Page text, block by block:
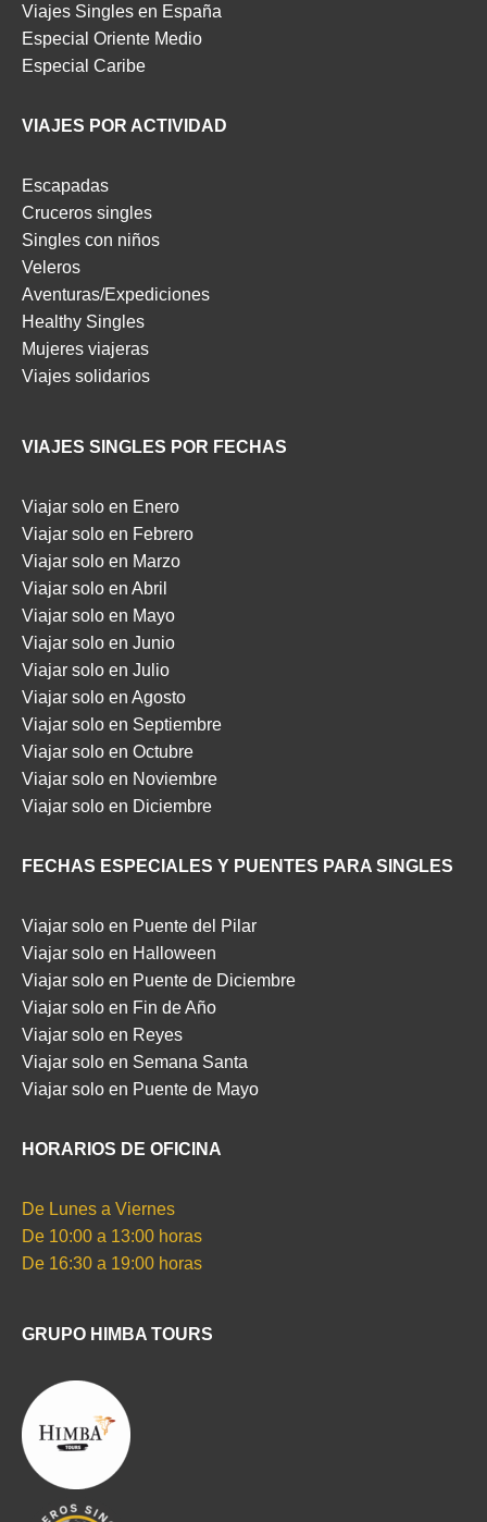
Viajes Singles en España
Especial Oriente Medio
Especial Caribe
VIAJES POR ACTIVIDAD
Escapadas
Cruceros singles
Singles con niños
Veleros
Aventuras/Expediciones
Healthy Singles
Mujeres viajeras
Viajes solidarios
VIAJES SINGLES POR FECHAS
Viajar solo en Enero
Viajar solo en Febrero
Viajar solo en Marzo
Viajar solo en Abril
Viajar solo en Mayo
Viajar solo en Junio
Viajar solo en Julio
Viajar solo en Agosto
Viajar solo en Septiembre
Viajar solo en Octubre
Viajar solo en Noviembre
Viajar solo en Diciembre
FECHAS ESPECIALES Y PUENTES PARA SINGLES
Viajar solo en Puente del Pilar
Viajar solo en Halloween
Viajar solo en Puente de Diciembre
Viajar solo en Fin de Año
Viajar solo en Reyes
Viajar solo en Semana Santa
Viajar solo en Puente de Mayo
HORARIOS DE OFICINA
De Lunes a Viernes
De 10:00 a 13:00 horas
De 16:30 a 19:00 horas
GRUPO HIMBA TOURS